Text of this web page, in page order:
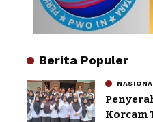
Berita Populer
Korcam